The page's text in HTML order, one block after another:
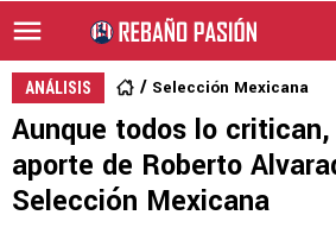
ANÁLISIS Selección Mexicana
Aunque todos lo
aporte de Roberto
Selección Mexicana